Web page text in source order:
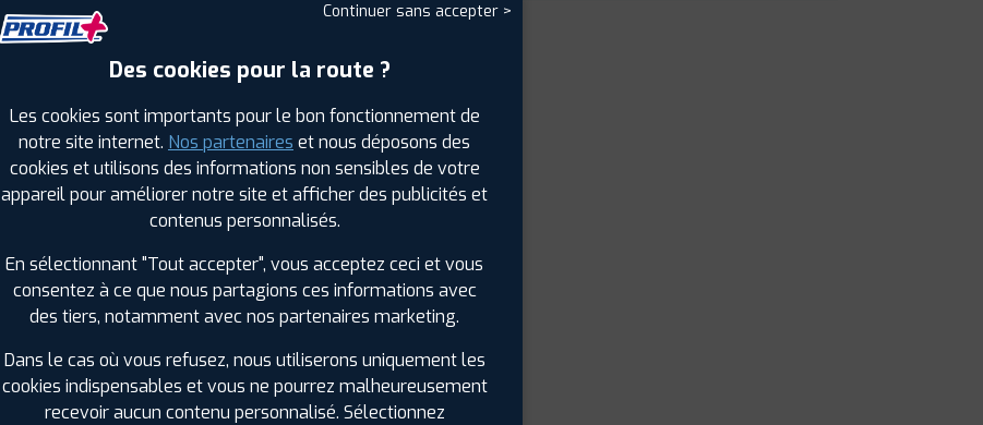
Été
Largeur :265
Hauteur :30
Diamètre :20
Charge :94
Résistance au roulement :C
Adhérence sur sol mouillé :A
Code EAN :3528700972412
Continuer sans accepter >
Des cookies pour la route ?
Les cookies sont importants pour le bon fonctionnement de
notre site internet. Nos partenaires et nous déposons des
cookies et utilisons des informations non sensibles de votre
appareil pour améliorer notre site et afficher des publicités et
contenus personnalisés.
En sélectionnant "Tout accepter", vous acceptez ceci et vous
consentez à ce que nous partagions ces informations avec
des tiers, notamment avec nos partenaires marketing.
Dans le cas où vous refusez, nous utiliserons uniquement les
cookies indispensables et vous ne pourrez malheureusement
recevoir aucun contenu personnalisé. Sélectionnez